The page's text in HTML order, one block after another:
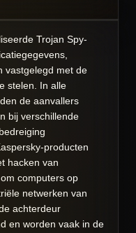
Trojan Spy-
vastgelegd met de
stelen. In alle
de aanvallers
bij verschillende
producten
hacken van
computers op
netwerken van
achterdeur
en worden vaak in de